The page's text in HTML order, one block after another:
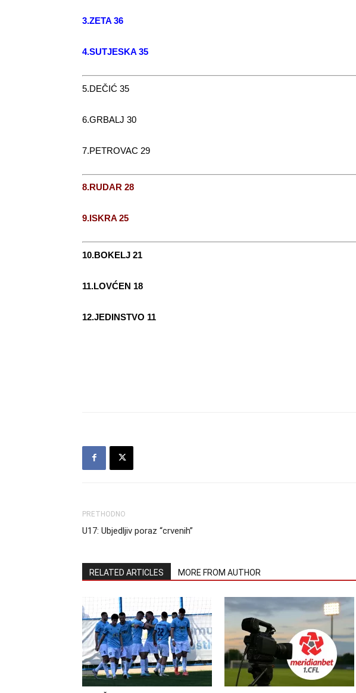
3.ZETA 36
4.SUTJESKA 35
5.DEČIĆ 35
6.GRBALJ 30
7.PETROVAC 29
8.RUDAR 28
9.ISKRA 25
10.BOKELJ 21
11.LOVĆEN 18
12.JEDINSTVO 11
PRETHODNO
U17: Ubjedljiv poraz “crvenih”
RELATED ARTICLES MORE FROM AUTHOR